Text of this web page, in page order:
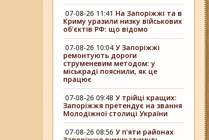
07-08-26 11:41 На Запоріжжі та в
Криму уразили низку військових
об’єктів РФ: що відомо
07-08-26 10:04 У Запоріжжі
ремонтують дороги
струменевим методом: у
міськраді пояснили, як це
працює
07-08-26 09:48 У трійці кращих:
Запоріжжя претендує на звання
Молодіжної столиці України
07-08-26 08:56 У п’яти районах